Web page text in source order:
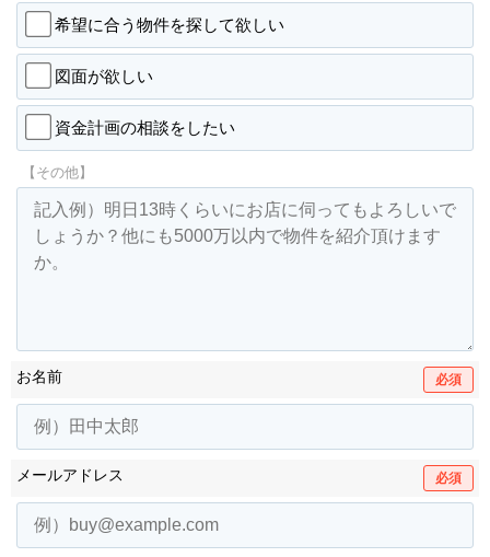
希望に合う物件を探して欲しい
図面が欲しい
資金計画の相談をしたい
【その他】
お名前 必須
メールアドレス 必須